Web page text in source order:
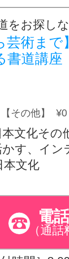
をお探し
芸術ま
書道講座
【その他】 ¥0
文化その
す、イン
本文化
電
（通話